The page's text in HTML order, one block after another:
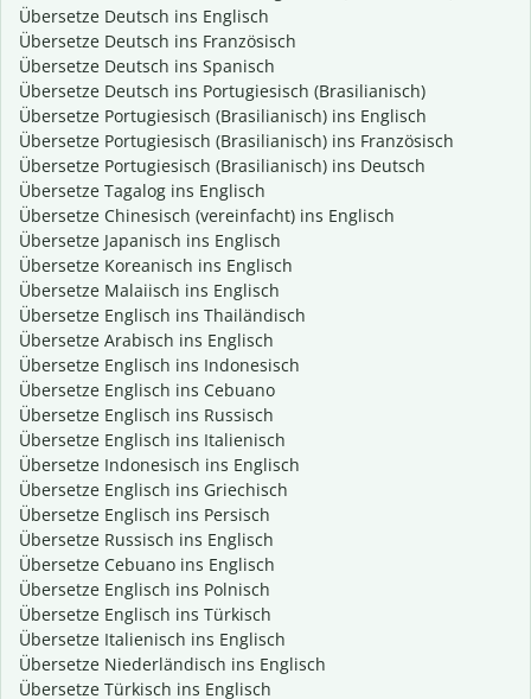
Übersetze Deutsch ins Englisch
Übersetze Deutsch ins Französisch
Übersetze Deutsch ins Spanisch
Übersetze Deutsch ins Portugiesisch (Brasilianisch)
Übersetze Portugiesisch (Brasilianisch) ins Englisch
Übersetze Portugiesisch (Brasilianisch) ins Französisch
Übersetze Portugiesisch (Brasilianisch) ins Deutsch
Übersetze Tagalog ins Englisch
Übersetze Chinesisch (vereinfacht) ins Englisch
Übersetze Japanisch ins Englisch
Übersetze Koreanisch ins Englisch
Übersetze Malaiisch ins Englisch
Übersetze Englisch ins Thailändisch
Übersetze Arabisch ins Englisch
Übersetze Englisch ins Indonesisch
Übersetze Englisch ins Cebuano
Übersetze Englisch ins Russisch
Übersetze Englisch ins Italienisch
Übersetze Indonesisch ins Englisch
Übersetze Englisch ins Griechisch
Übersetze Englisch ins Persisch
Übersetze Russisch ins Englisch
Übersetze Cebuano ins Englisch
Übersetze Englisch ins Polnisch
Übersetze Englisch ins Türkisch
Übersetze Italienisch ins Englisch
Übersetze Niederländisch ins Englisch
Übersetze Türkisch ins Englisch